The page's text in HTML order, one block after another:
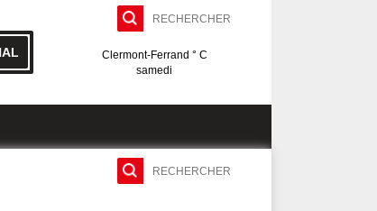
Clermont-Ferrand ° C
samedi